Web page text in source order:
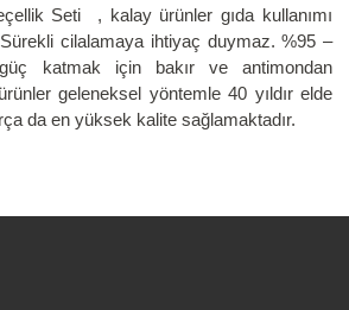
Seti , kalay ürünler gıda kullanımı
Sürekli cilalamaya ihtiyaç duymaz. %95 –
katmak için bakır ve antimondan
geleneksel yöntemle 40 yıldır elde
da en yüksek kalite sağlamaktadır.